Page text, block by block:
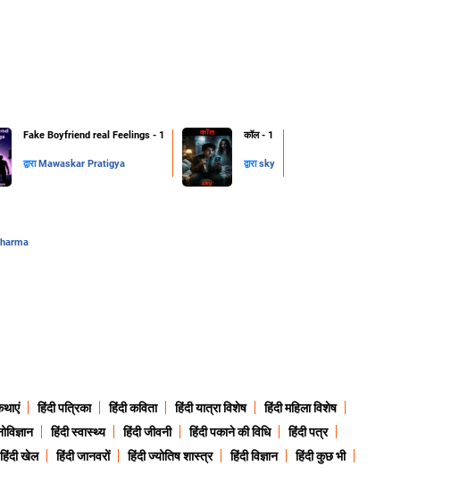
Fake Boyfriend real Feelings - 1
द्वारा Mawaskar Pratigya
कॉल - 1
द्वाराsky
हिंदी पत्रिका हिंदी कविता हिंदी यात्रा विशेष
हिंदी महिला विशेष
हिंदी स्वास्थ्य हिंदी जीवनी हिंदी पकाने की विधि
हिंदी पत्र
हिंदी खेल हिंदी जानवरों हिंदी ज्योतिष शास्त्र हिंदी विज्ञान
हिंदी कुछ भी